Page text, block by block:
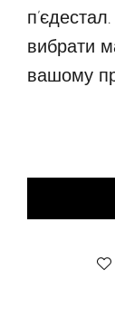
вибрати
вашому